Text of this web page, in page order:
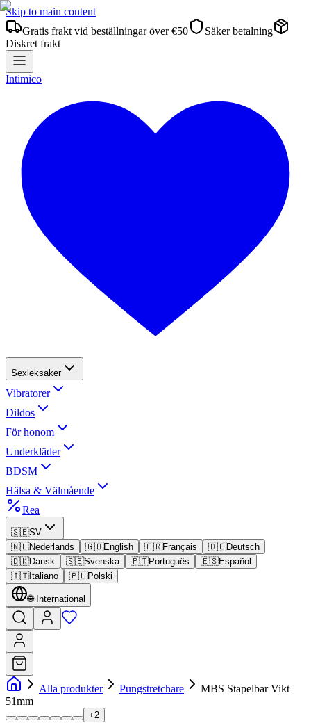
Skip to main content
Gratis frakt vid beställningar över €50
Säker betalning
Diskret frakt
Intimico
Sexleksaker
Vibratorer
Dildos
För honom
Underkläder
BDSM
Hälsa & Välmående
Rea
🇸🇪SV
🇳🇱Nederlands 🇬🇧English 🇫🇷Français 🇩🇪Deutsch
🇩🇰Dansk 🇸🇪Svenska 🇵🇹Português 🇪🇸Español
🇮🇹Italiano 🇵🇱Polski
🌐 International
Alla produkter Pungstretchare
MBS Stapelbar Vikt
51mm
+2